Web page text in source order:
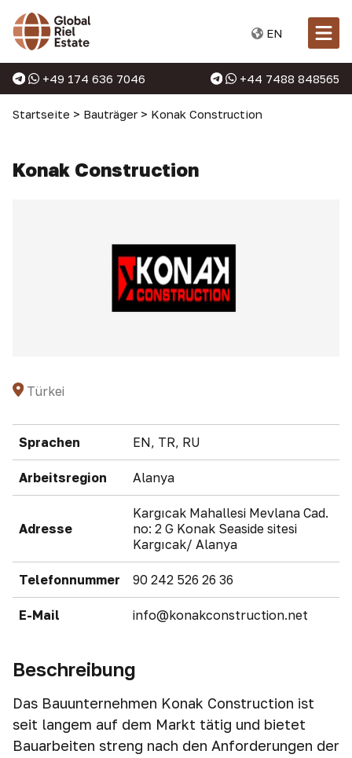
EN
+49 174 636 7046 +44 7488 848565
Startseite > Bauträger > Konak Construction
Konak Construction
Türkei
Sprachen EN, TR, RU
Arbeitsregion Alanya
Adresse
Kargıcak Mahallesi Mevlana Cad.
no: 2 G Konak Seaside sitesi
Kargıcak/ Alanya
Telefonnummer 90 242 526 26 36
E-Mail info@konakconstruction.net
Beschreibung
Das Bauunternehmen Konak Construction ist
seit langem auf dem Markt tätig und bietet
Bauarbeiten streng nach den Anforderungen der